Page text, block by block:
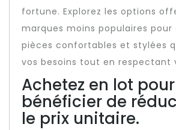
fortune. Explorez les options
marques moins populaires pour
pièces confortables et stylées
vos besoins tout en respectant
Achetez en lot pour
bénéficier de
le prix unitaire.